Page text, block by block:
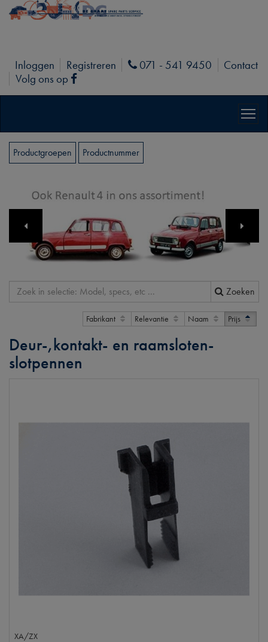
Inloggen Registreren Phone
071 - 541 9450
Contact
Volg ons op
Facebook
Productgroepen Productnummer
Zoeken
Fabrikant Relevantie Naam Prijs
Deur-,kontakt- en raamsloten-
slotpennen
XA/ZX